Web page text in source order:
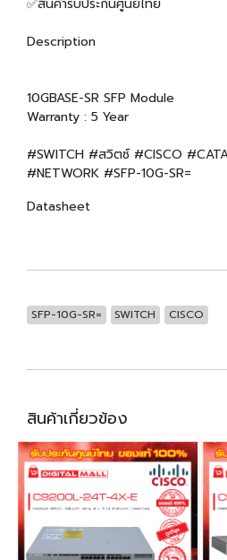
Description
10GBASE-SR SFP Module
Warranty : 5 Year
#SWITCH #สวิตซ์ #CISCO
#NETWORK #SFP-10G-SR=
Datasheet
SFP-10G-SR= SWITCH CISCO
สินค้าเกี่ยวข้อง